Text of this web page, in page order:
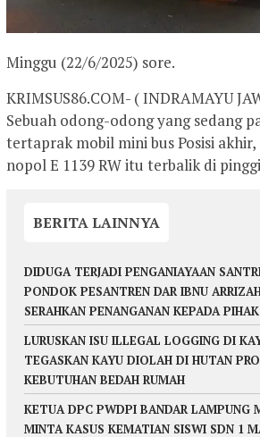
Minggu (22/6/2025) sore.
KRIMSUS86.COM- ( INDRAMAYU
Sebuah odong-odong yang sedang
tertaprak mobil mini bus Posisi
nopol E 1139 RW itu terbalik di
BERITA LAINNYA
DIDUGA TERJADI PENGANIAYAAN
PONDOK PESANTREN DAR IBNU
SERAHKAN PENANGANAN KEPADA
LURUSKAN ISU ILLEGAL LOGGING DI
TEGASKAN KAYU DIOLAH DI HUTAN
KEBUTUHAN BEDAH RUMAH
KETUA DPC PWDPI BANDAR LAMPUNG
MINTA KASUS KEMATIAN SISWI SDN 1